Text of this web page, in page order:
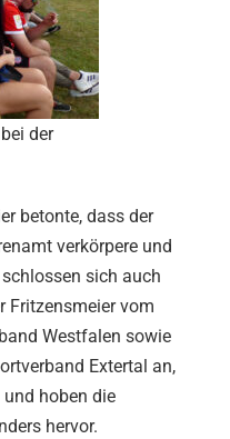
der
betonte, dass der
verkörpere und
sich auch
Fritzensmeier vom
Westfalen sowie
Extertal an,
hoben die
hervor.